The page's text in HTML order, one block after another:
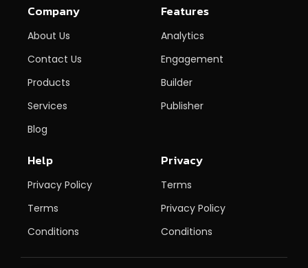
Company
About Us
Contact Us
Products
Services
Blog
Features
Analytics
Engagement
Builder
Publisher
Help
Privacy Policy
Terms
Conditions
Privacy
Terms
Privacy Policy
Conditions